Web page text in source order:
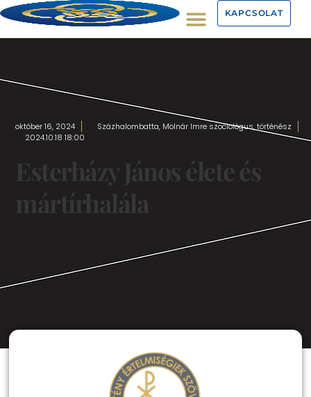
KAPCSOLAT
október 16, 2024
Százhalombatta, Molnár Imre szociológus, történész
2024.10.18 18:00
Esterházy János élete és
mártírhalála